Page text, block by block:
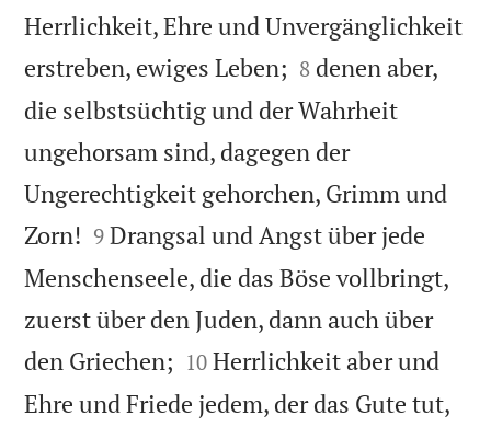
Herrlichkeit, Ehre und Unvergänglichkeit
erstreben, ewiges Leben; 

8 denen aber,
die selbstsüchtig und der Wahrheit
ungehorsam sind, dagegen der
Ungerechtigkeit gehorchen, Grimm und
Zorn! 

9 Drangsal und Angst über jede
Menschenseele, die das Böse vollbringt,
zuerst über den Juden, dann auch über
den Griechen; 

10 Herrlichkeit aber und
Ehre und Friede jedem, der das Gute tut,